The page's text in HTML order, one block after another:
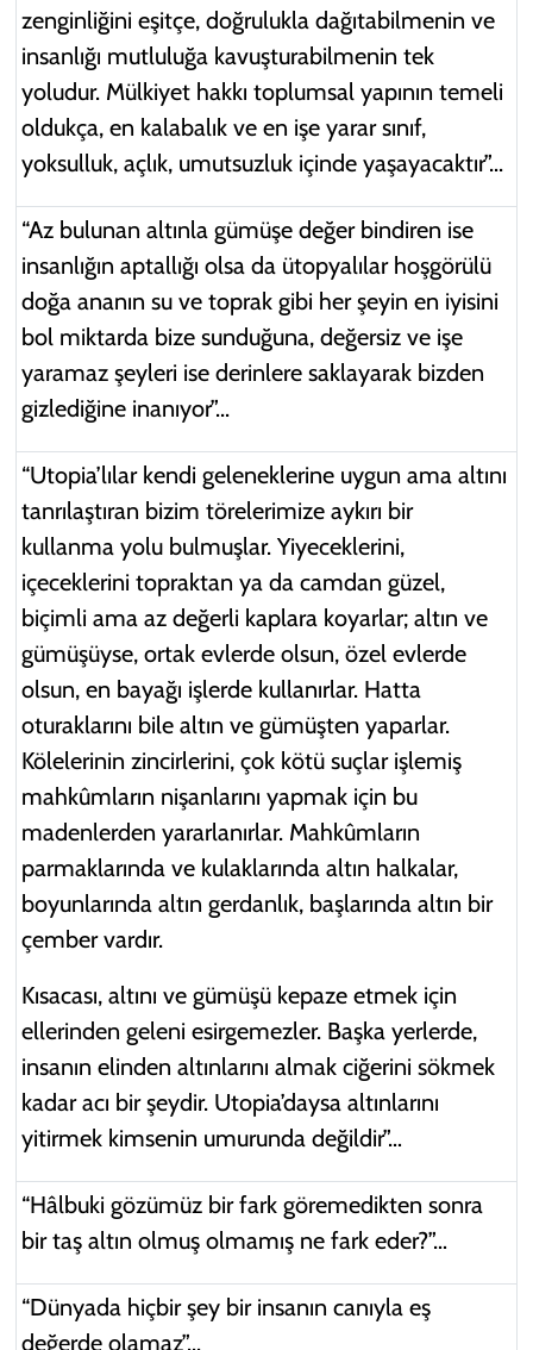
zenginliğini eşitçe, doğrulukla dağıtabilmenin ve
insanlığı mutluluğa kavuşturabilmenin tek
yoludur. Mülkiyet hakkı toplumsal yapının temeli
oldukça, en kalabalık ve en işe yarar sınıf,
yoksulluk, açlık, umutsuzluk içinde yaşayacaktır”...
“Az bulunan altınla gümüşe değer bindiren ise
insanlığın aptallığı olsa da ütopyalılar hoşgörülü
doğa ananın su ve toprak gibi her şeyin en iyisini
bol miktarda bize sunduğuna, değersiz ve işe
yaramaz şeyleri ise derinlere saklayarak bizden
gizlediğine inanıyor”...
“Utopia’lılar kendi geleneklerine uygun ama altını
tanrılaştıran bizim törelerimize aykırı bir
kullanma yolu bulmuşlar. Yiyeceklerini,
içeceklerini topraktan ya da camdan güzel,
biçimli ama az değerli kaplara koyarlar; altın ve
gümüşüyse, ortak evlerde olsun, özel evlerde
olsun, en bayağı işlerde kullanırlar. Hatta
oturaklarını bile altın ve gümüşten yaparlar.
Kölelerinin zincirlerini, çok kötü suçlar işlemiş
mahkûmların nişanlarını yapmak için bu
madenlerden yararlanırlar. Mahkûmların
parmaklarında ve kulaklarında altın halkalar,
boyunlarında altın gerdanlık, başlarında altın bir
çember vardır.
Kısacası, altını ve gümüşü kepaze etmek için
ellerinden geleni esirgemezler. Başka yerlerde,
insanın elinden altınlarını almak ciğerini sökmek
kadar acı bir şeydir. Utopia’daysa altınlarını
yitirmek kimsenin umurunda değildir”…
“Hâlbuki gözümüz bir fark göremedikten sonra
bir taş altın olmuş olmamış ne fark eder?”…
“Dünyada hiçbir şey bir insanın canıyla eş
değerde olamaz”...